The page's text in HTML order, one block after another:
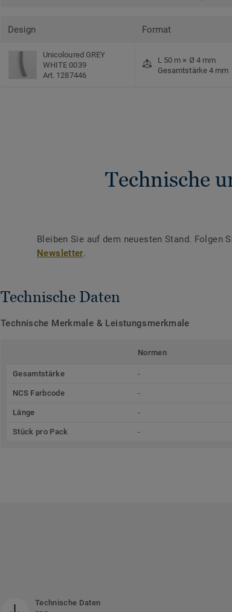
Design Format
Unicoloured GREY
WHITE 0039
Art. 1287446
L 50 m × Ø 4 mm
Gesamtstärke 4 mm
Technische
Bleiben Sie auf dem neuesten Stand. Folgen
Newsletter.
Technische Daten
Technische Merkmale & Leistungsmerkmale
Normen
Gesamtstärke -
NCS Farbcode -
Länge -
Stück pro Pack -
Technische Daten